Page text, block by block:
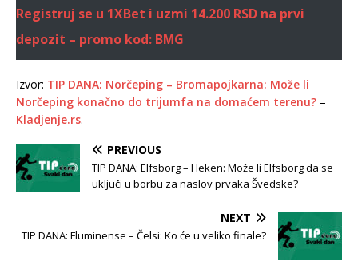
Registruj se u 1XBet i uzmi 14.200 RSD na prvi
depozit – promo kod: BMG
Izvor: TIP DANA: Norčeping – Bromapojkarna: Može li
Norčeping konačno do trijumfa na domaćem terenu? –
Kladjenje.rs.
PREVIOUS
TIP DANA: Elfsborg – Heken: Može li Elfsborg da se
uključi u borbu za naslov prvaka Švedske?
NEXT
TIP DANA: Fluminense – Čelsi: Ko će u veliko finale?